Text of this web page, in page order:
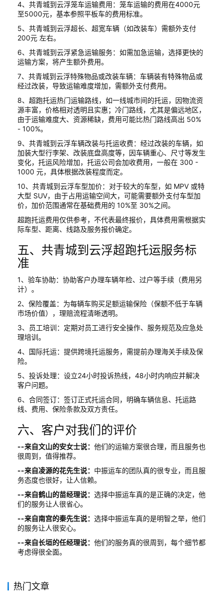
4、共青城到云浮笼车运输费用：笼车运输的费用在4000元
至5000元，基本参照平板车的费用标准。
5、共青城到云浮超长、超宽车辆（如改装车）需额外支付
200元 左右。
6、共青城到云浮紧急运输服务：如需加急运输，选择更快的
运输方案，将产生额外费用。
7、共青城到云浮特殊物品或改装车辆：车辆装有特殊物品或
经过改装，导致运输难度增加，需额外支付费用。
8、超跑托运热门运输路线，如一线城市间的托运，因物流资
源丰富，价格相对透明且实惠；冷门路线，尤其是偏远地区，
由于运输难度大、资源稀缺，费用可能比热门路线高出 50%
- 100%。
9、共青城到云浮车辆改装与托运收费：经过改装的车辆，如
加装大型行李架、改装底盘高度等，因车辆重心、尺寸等发生
变化，托运风险增加，托运公司会加收费用，一般在 300 -
1000 元，具体根据改装程度而定。
10、共青城到云浮车型加价：对于较大的车型，如 MPV 或特
大型 SUV，由于占用运输空间大，可能需要额外支付车型加
价，加价范围通常在基础费用的 10%至 30%之间。
超跑托运费用仅供参考，不代表最终报价，具体费用需根据实
际车型、距离、线路及服务报价确定。
五、共青城到云浮超跑托运服务标
准
1、验车协助：协助客户办理车辆年检、过户等手续（费用另
计）。
2、保险覆盖：为每辆车购买足额运输保险（保额不低于车辆
市场价值），理赔流程清晰透明。
3、员工培训：定期对员工进行安全操作、服务规范及应急处
理培训。
4、国际托运：提供跨境托运服务，需提前办理海关手续及保
险。
5、投诉处理：设立24小时投诉热线，48小时内响应并解决
客户问题。
6、合同签订：签订正式托运合同，明确车辆信息、托运路
线、费用、保险条款及双方责任。
六、客户对我们的评价
--来自文山的安女士说： 他们的运输方案很合理，而且服务也
很周到，值得推荐。
--来自凌源的花先生说： 中振运车的团队真的很专业，而且服
务态度也很好，让人信赖。
--来自鹤山的苗经理说： 选择中振运车真的是正确的决定，他
们的服务让人很省心。
--来自南宫的秦先生说： 选择中振运车真的是明智之举，他们
的服务让人很安心。
--来自长垣的任经理说： 他们的服务真的很周到，每个细节都
考虑得很全面。
热门文章